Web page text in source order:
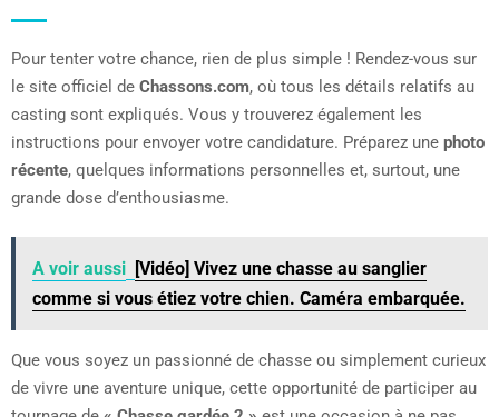
Pour tenter votre chance, rien de plus simple ! Rendez-vous sur
le site officiel de Chassons.com, où tous les détails relatifs au
casting sont expliqués. Vous y trouverez également les
instructions pour envoyer votre candidature. Préparez une photo
récente, quelques informations personnelles et, surtout, une
grande dose d’enthousiasme.
A voir aussi [Vidéo] Vivez une chasse au sanglier
comme si vous étiez votre chien. Caméra embarquée.
Que vous soyez un passionné de chasse ou simplement curieux
de vivre une aventure unique, cette opportunité de participer au